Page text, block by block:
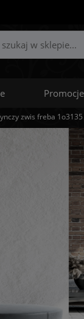
Promocje
zwis freba